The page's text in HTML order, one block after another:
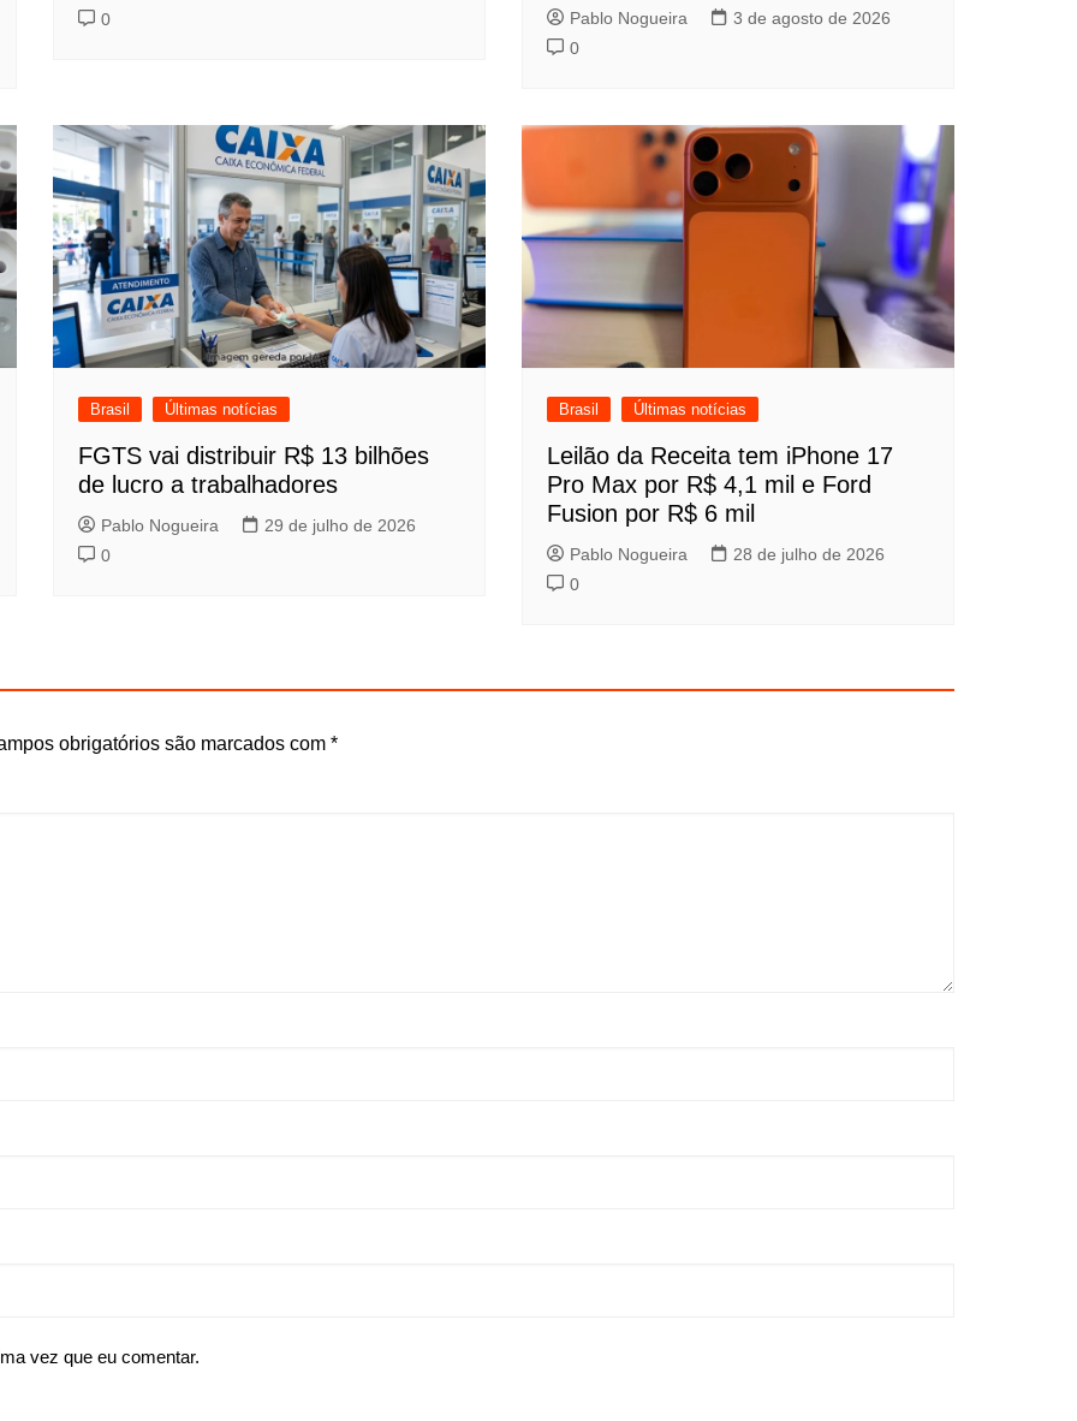
0
Pablo Nogueira
3 de agosto de 2026
0
Brasil Últimas notícias
FGTS vai distribuir R$ 13 bilhões
de lucro a trabalhadores
Pablo Nogueira
29 de julho de 2026
0
Brasil Últimas notícias
Leilão da Receita tem iPhone 17
Pro Max por R$ 4,1 mil e Ford
Fusion por R$ 6 mil
Pablo Nogueira
28 de julho de 2026
0
obrigatórios são marcados com *
vez que eu comentar.